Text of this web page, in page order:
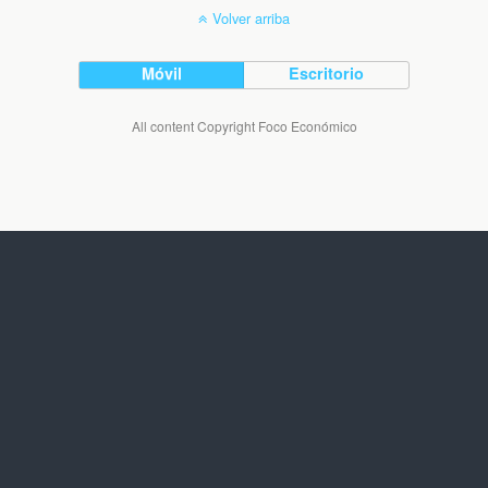
Volver arriba
Móvil Escritorio
All content Copyright Foco Económico